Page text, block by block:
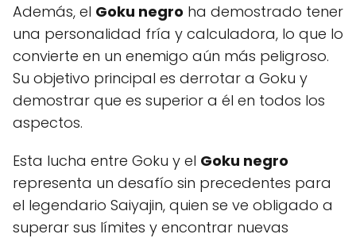
Además, el Goku negro ha demostrado tener
una personalidad fría y calculadora, lo que lo
convierte en un enemigo aún más peligroso.
Su objetivo principal es derrotar a Goku y
demostrar que es superior a él en todos los
aspectos.
Esta lucha entre Goku y el Goku negro
representa un desafío sin precedentes para
el legendario Saiyajin, quien se ve obligado a
superar sus límites y encontrar nuevas